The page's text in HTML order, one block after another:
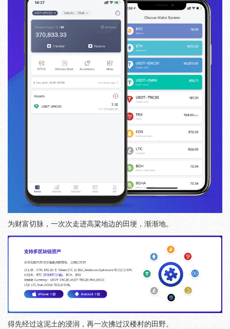
为财富切脉，一次次走进高粱地边的田埂，渐渐地。
得先经过这泥土的浸润，再一次拂过汉楼村的田野。